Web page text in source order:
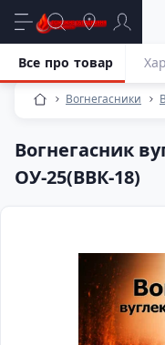
Вогнегасники
Вогнегасник
ОУ-25(ВВК-18)
Все про товар